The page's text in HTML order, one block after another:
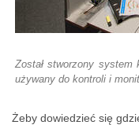
Został stworzony
używany do kontroli i
Żeby dowiedzieć się